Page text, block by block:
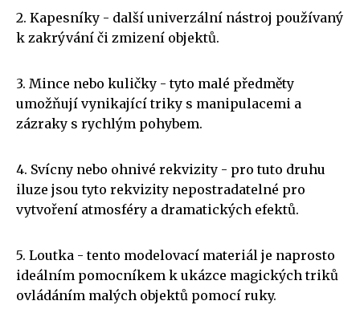
2. Kapesníky - další univerzální nástroj používaný
k zakrývání či zmizení objektů.
3. Mince nebo kuličky - tyto malé předměty
umožňují vynikající triky s manipulacemi a
zázraky s rychlým pohybem.
4. Svícny nebo ohnivé rekvizity - pro tuto druhu
iluze jsou tyto rekvizity nepostradatelné pro
vytvoření atmosféry a dramatických efektů.
5. Loutka - tento modelovací materiál je naprosto
ideálním pomocníkem k ukázce magických triků
ovládáním malých objektů pomocí ruky.